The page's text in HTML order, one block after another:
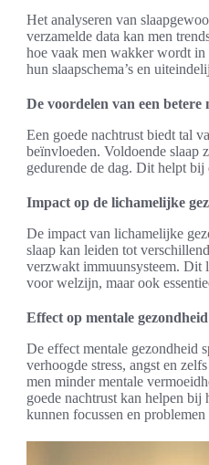
Het analyseren van
verzamelde data kan men
hoe vaak men wakker wordt in
hun slaapschema’s en
De voordelen van een betere
Een goede nachtrust biedt tal
beïnvloeden. Voldoende slaap
gedurende de dag. Dit helpt
Impact op de lichamelijke
De impact van lichamelijke
slaap kan leiden tot
verzwakt immuunsysteem. Dit
voor welzijn, maar ook
Effect op mentale gezondheid
De effect mentale gezondheid
verhoogde stress, angst en
men minder mentale
goede nachtrust kan helpen bij
kunnen focussen en